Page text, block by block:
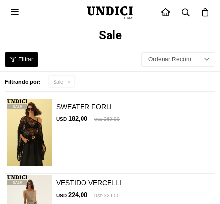
INICIO

Sale
Recomendados
Filtrando por: Sale
SWEATER FORLI
USD 182,00 USD 260,00
VESTIDO VERCELLI
USD 224,00 USD 320,00